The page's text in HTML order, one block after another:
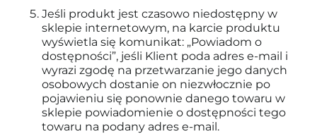
Jeśli produkt jest czasowo niedostępny w
sklepie internetowym, na karcie produktu
wyświetla się komunikat: „Powiadom o
dostępności”, jeśli Klient poda adres e-mail i
wyrazi zgodę na przetwarzanie jego danych
osobowych dostanie on niezwłocznie po
pojawieniu się ponownie danego towaru w
sklepie powiadomienie o dostępności tego
towaru na podany adres e-mail.